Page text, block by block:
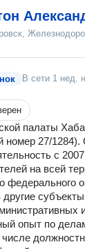
В сети 1 нед.
палаты
номер 27/
с
на всей
федерального
другие
опыт по